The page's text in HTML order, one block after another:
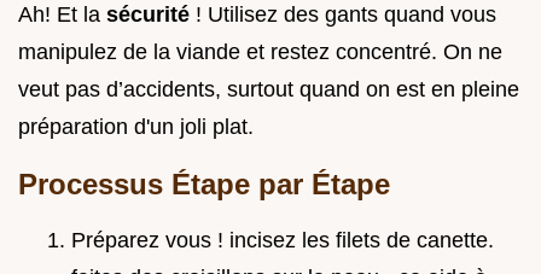
Ah! Et la sécurité ! Utilisez des gants quand vous
manipulez de la viande et restez concentré. On ne
veut pas d’accidents, surtout quand on est en pleine
préparation d'un joli plat.
Processus Étape par Étape
Préparez vous ! incisez les filets de canette.